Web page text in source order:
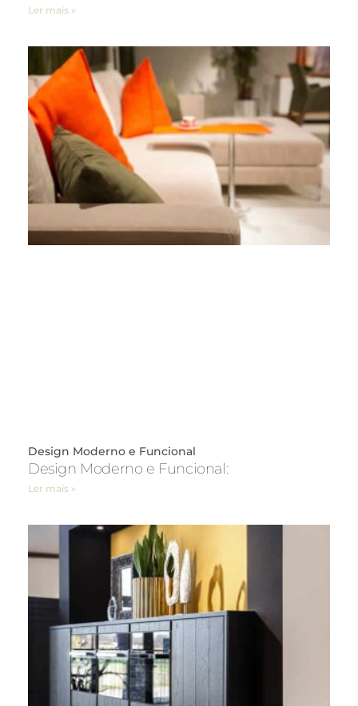
Ler mais »
Design Moderno e Funcional
Design Moderno e Funcional:
Ler mais »